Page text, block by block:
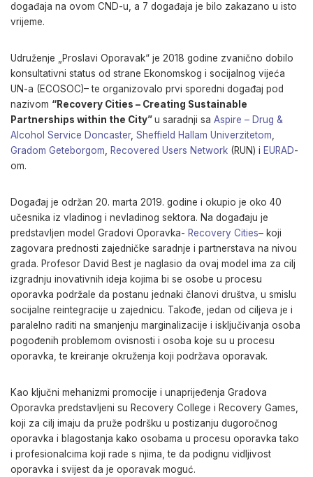
događaja na ovom CND-u, a 7 događaja je bilo zakazano u isto
vrijeme.
Udruženje „Proslavi Oporavak“ je 2018 godine zvanično dobilo
konsultativni status od strane Ekonomskog i socijalnog vijeća
UN-a (ECOSOC)– te organizovalo prvi sporedni događaj pod
nazivom “Recovery Cities – Creating Sustainable
Partnerships within the City”u saradnji sa Aspire – Drug &
Alcohol Service Doncaster, Sheffield Hallam Univerzitetom
Gradom Geteborgom
Recovered Users Network (RUN) i EURAD-
om.
Događaj je održan 20. marta 2019. godine i okupio je oko 40
učesnika iz vladinog i nevladinog sektora. Na događaju je
predstavljen model Gradovi Oporavka- Recovery Cities– koji
zagovara prednosti zajedničke saradnje i partnerstava na nivou
grada. Profesor David Best je naglasio da ovaj model ima za cilj
izgradnju inovativnih ideja kojima bi se osobe u procesu
oporavka podržale da postanu jednaki članovi društva, u smislu
socijalne reintegracije u zajednicu. Takođe, jedan od ciljeva je i
paralelno raditi na smanjenju marginalizacije i isključivanja osoba
pogođenih problemom ovisnosti i osoba koje su u procesu
oporavka, te kreiranje okruženja koji podržava oporavak.
Kao ključni mehanizmi promocije i unaprijeđenja Gradova
Oporavka predstavljeni su Recovery College i Recovery Games,
koji za cilj imaju da pruže podršku u postizanju dugoročnog
oporavka i blagostanja kako osobama u procesu oporavka tako
i profesionalcima koji rade s njima, te da podignu vidljivost
oporavka i svijest da je oporavak moguć.